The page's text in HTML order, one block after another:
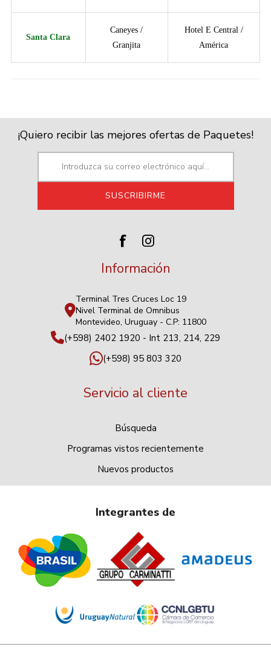
Santa Clara
Caneyes /
Granjita
Hotel E Central /
América
¡Quiero recibir las mejores ofertas de Paquetes!
Información
Terminal Tres Cruces Loc 19
Nivel Terminal de Omnibus
Montevideo, Uruguay - C.P: 11800
(+598) 2402 1920 - Int 213, 214, 229
(+598) 95 803 320
Servicio al cliente
Búsqueda
Programas vistos recientemente
Nuevos productos
Integrantes de